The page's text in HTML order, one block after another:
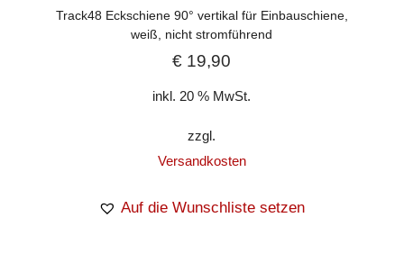
Track48 Eckschiene 90° vertikal für Einbauschiene,
weiß, nicht stromführend
€ 19,90
inkl. 20 % MwSt.
zzgl.
Versandkosten
Auf die Wunschliste setzen